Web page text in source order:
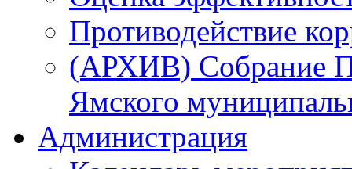
Противодействие
(АРХИВ) Собрание
Ямского
Администрация